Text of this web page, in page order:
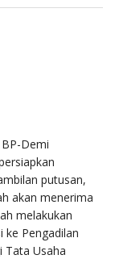
Demi
putusan,
akan menerima
melakukan
ke Pengadilan
Tata Usaha